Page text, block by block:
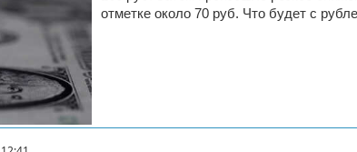
отметке около 70 руб. Что будет с